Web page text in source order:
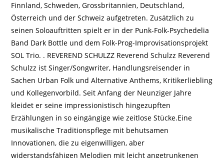
Finnland, Schweden, Grossbritannien, Deutschland,
Österreich und der Schweiz aufgetreten. Zusätzlich zu
seinen Soloauftritten spielt er in der Punk-Folk-Psychedelia
Band Dark Bottle und dem Folk-Prog-Improvisationsprojekt
SOL Trio. . REVEREND SCHULZZ Reverend Schulzz Reverend
Schulzz ist Singer/Songwriter, Handlungsreisender in
Sachen Urban Folk und Alternative Anthems, Kritikerliebling
und Kollegenvorbild. Seit Anfang der Neunziger Jahre
kleidet er seine impressionistisch hingezupften
Erzählungen in so eingängige wie zeitlose Stücke.Eine
musikalische Traditionspflege mit behutsamen
Innovationen, die zu eigenwilligen, aber
widerstandsfähigen Melodien mit leicht angetrunkenen